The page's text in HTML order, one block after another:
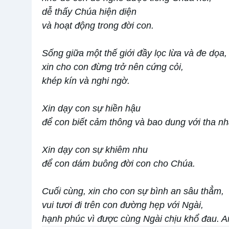
dễ thấy Chúa hiện diện
và hoạt động trong đời con.
Sống giữa một thế giới đầy lọc lừa và đe dọa,
xin cho con đừng trở nên cứng cỏi,
khép kín và nghi ngờ.
Xin dạy con sự hiền hậu
để con biết cảm thông và bao dung với tha
Xin dạy con sự khiêm nhu
để con dám buông đời con cho Chúa.
Cuối cùng, xin cho con sự bình an sâu thẳm,
vui tươi đi trên con đường hẹp với Ngài,
hạnh phúc vì được cùng Ngài chịu khổ đau.